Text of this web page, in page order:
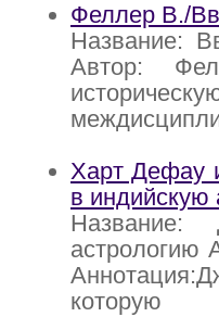
Феллер В./
Название:
Автор:
Харт Дефау
в индийскую
астрологию
которую